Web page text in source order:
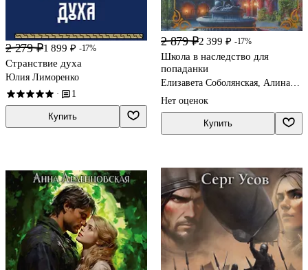
2 279 ₽1 899 ₽ -17%
Странствие духа
Юлия Лиморенко
· 1
Купить
2 879 ₽2 399 ₽ -17%
Школа в наследство для
попаданки
Елизавета Соболянская, Алина
Нет оценок
Купить